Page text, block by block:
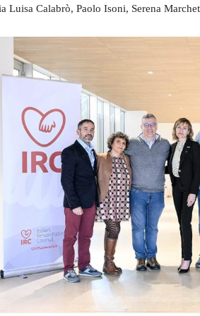
Luisa Calabrò, Paolo Isoni, Serena